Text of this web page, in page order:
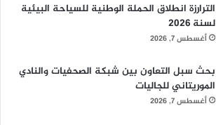
الترارزة انطلاق الحملة الوطنية للسياحة البيئية
لسنة 2026
أغسطس 7, 2026
بحث سبل التعاون بين شبكة الصحفيات والنادي
الموريتاني للجاليات
أغسطس 7, 2026